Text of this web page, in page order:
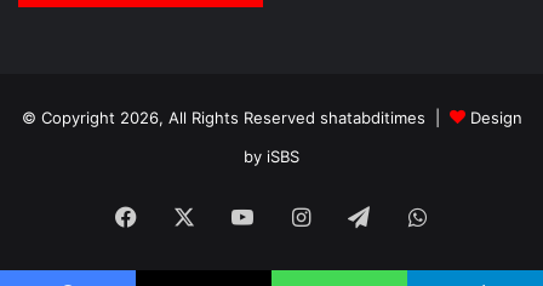
© Copyright 2026, All Rights Reserved shatabditimes |
Design
by iSBS
Facebook YouTubeInstagramTelegramWhatsApp